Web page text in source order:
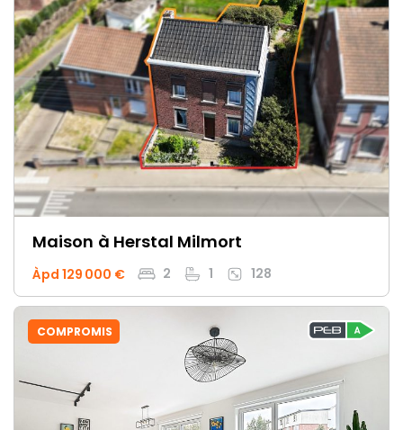
Maison à Herstal Milmort
Àpd 129 000 € 2 1 128
COMPROMIS